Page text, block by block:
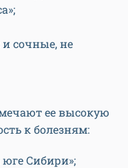
сочные, не
ее высокую
к болезням:
Сибири»;